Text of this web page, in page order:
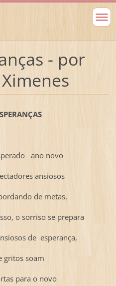
- por
ano novo
ansiosos
de metas,
o sorriso se prepara
de esperança,
gritos soam
para o novo